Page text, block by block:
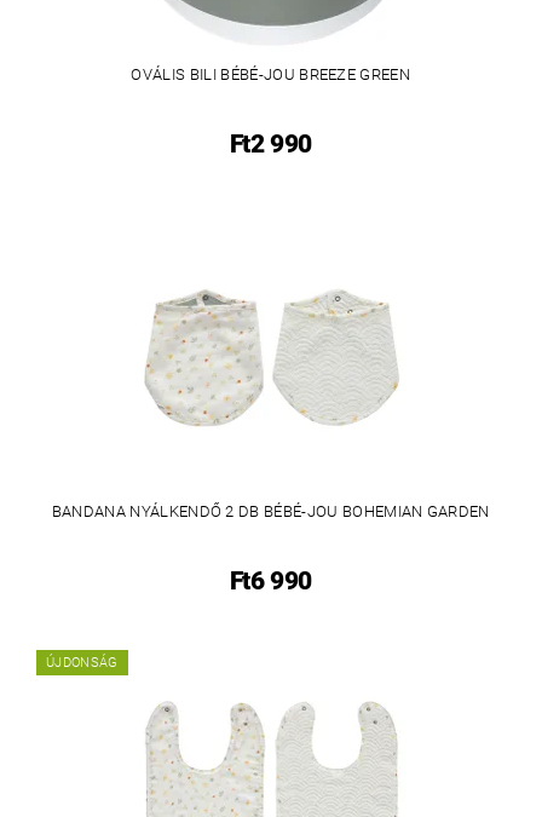
OVÁLIS BILI BÉBÉ-JOU BREEZE GREEN
Ft2 990
BANDANA NYÁLKENDŐ 2 DB BÉBÉ-JOU BOHEMIAN GARDEN
Ft6 990
ÚJDONSÁG